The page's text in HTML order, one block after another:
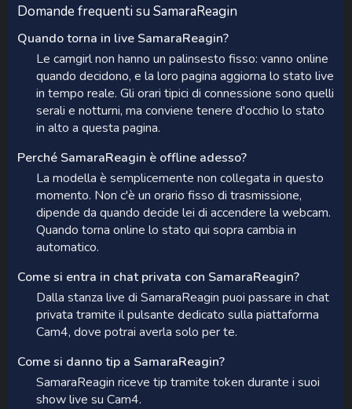
Domande frequenti su SamaraReagin
Quando torna in live SamaraReagin?
Le camgirl non hanno un palinsesto fisso: vanno online
quando decidono, e la loro pagina aggiorna lo stato live
in tempo reale. Gli orari tipici di connessione sono quelli
serali e notturni, ma conviene tenere d'occhio lo stato
in alto a questa pagina.
Perché SamaraReagin è offline adesso?
La modella è semplicemente non collegata in questo
momento. Non c'è un orario fisso di trasmissione,
dipende da quando decide lei di accendere la webcam.
Quando torna online lo stato qui sopra cambia in
automatico.
Come si entra in chat privata con SamaraReagin?
Dalla stanza live di SamaraReagin puoi passare in chat
privata tramite il pulsante dedicato sulla piattaforma
Cam4, dove potrai averla solo per te.
Come si danno tip a SamaraReagin?
SamaraReagin riceve tip tramite token durante i suoi
show live su Cam4.